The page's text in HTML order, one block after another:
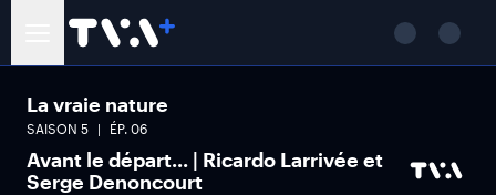
La vraie nature
SAISON 5 ÉP. 06
Avant le départ... | Ricardo Larrivée et
Serge Denoncourt